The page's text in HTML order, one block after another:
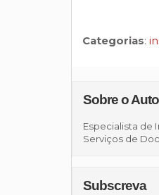
Categorias:
Sobre o
Especialista de
Serviços de
Subscreva